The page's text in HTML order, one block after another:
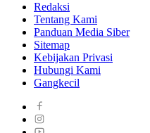
Redaksi
Tentang Kami
Panduan Media Siber
Sitemap
Kebijakan Privasi
Hubungi Kami
Gangkecil